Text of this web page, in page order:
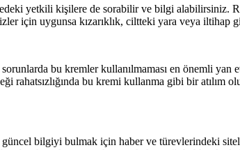
yetkili kişilere de sorabilir ve bilgi alabilirsiniz.
için uygunsa kızarıklık, ciltteki yara veya
bu kremler kullanılmaması en önemli
bu kremi kullanma gibi bir atılım
bilgiyi bulmak için haber ve türevlerindeki